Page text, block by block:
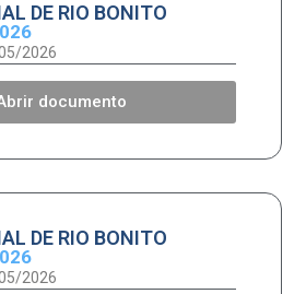
DE RIO BONITO
2026
documento
DE RIO BONITO
2026